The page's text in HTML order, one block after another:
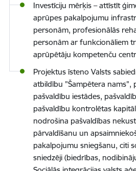
Investīciju mērķis – attīstīt
aprūpes pakalpojumu
personām, profesionālās
personām ar funkcionāliem
aprūpētāju kompetenču
Projektus īsteno Valsts
atbildību "Šampētera nams",
pašvaldību iestādes,
pašvaldību kontrolētas
nodrošina pašvaldības
pārvaldīšanu un
pakalpojumu sniegšanu, citi
sniedzēji (biedrības,